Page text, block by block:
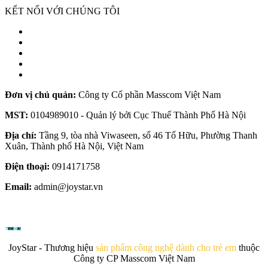
KẾT NỐI VỚI CHÚNG TÔI
Đơn vị chủ quản: Công ty Cổ phần Masscom Việt Nam
MST: 0104989010 - Quản lý bởi Cục Thuế Thành Phố Hà Nội
Địa chỉ: Tầng 9, tòa nhà Viwaseen, số 46 Tố Hữu, Phường Thanh
Xuân, Thành phố Hà Nội, Việt Nam
Điện thoại: 0914171758
Email: admin@joystar.vn
JoyStar - Thương hiệu sản phẩm công nghệ dành cho trẻ em thuộc
Công ty CP Masscom Việt Nam